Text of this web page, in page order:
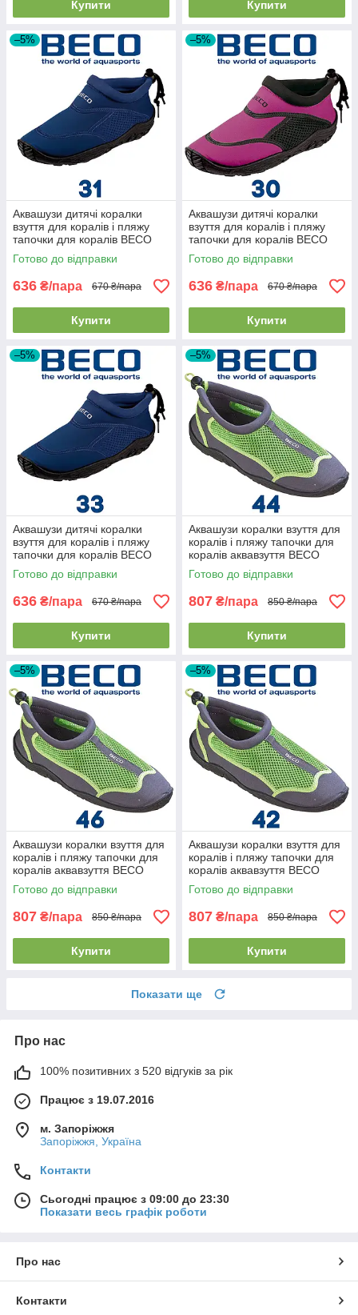
Купити Купити
–5%
Аквашузи дитячі коралки
взуття для коралів і пляжу
тапочки для коралів BECO
92171 7 темно-сині (31р.)
Готово до відправки
636 ₴/пара 670 ₴/пара
Купити
–5%
Аквашузи дитячі коралки
взуття для коралів і пляжу
тапочки для коралів BECO
92171 40 рожево-чорні (30р.)
Готово до відправки
636 ₴/пара 670 ₴/пара
Купити
–5%
Аквашузи дитячі коралки
взуття для коралів і пляжу
тапочки для коралів BECO
92171 7 темно-сині (33р.)
Готово до відправки
636 ₴/пара 670 ₴/пара
Купити
–5%
Аквашузи коралки взуття для
коралів і пляжу тапочки для
коралів аквавзуття BECO
90661 118 сіро-зелені (44р.)
Готово до відправки
807 ₴/пара 850 ₴/пара
Купити
–5%
Аквашузи коралки взуття для
коралів і пляжу тапочки для
коралів аквавзуття BECO
90661 118 сіро-зелені (46р.)
Готово до відправки
807 ₴/пара 850 ₴/пара
Купити
–5%
Аквашузи коралки взуття для
коралів і пляжу тапочки для
коралів аквавзуття BECO
90661 118 сіро-зелені (42р.)
Готово до відправки
807 ₴/пара 850 ₴/пара
Купити
Показати ще
Про нас
100% позитивних з 520 відгуків за рік
Працює з 19.07.2016
м. Запоріжжя
Запоріжжя, Україна
Контакти
Сьогодні працює з 09:00 до 23:30
Показати весь графік роботи
Про нас
Контакти